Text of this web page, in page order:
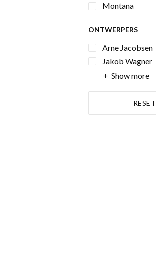
Montana
ONTWERPERS
Arne Jacobsen
Jakob Wagner
Show more
RESET